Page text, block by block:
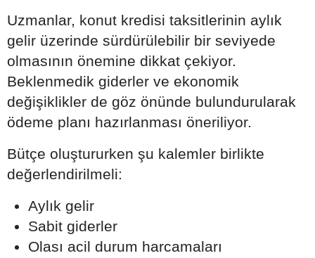
Uzmanlar, konut kredisi taksitlerinin aylık
gelir üzerinde sürdürülebilir bir seviyede
olmasının önemine dikkat çekiyor.
Beklenmedik giderler ve ekonomik
değişiklikler de göz önünde bulundurularak
ödeme planı hazırlanması öneriliyor.
Bütçe oluştururken şu kalemler birlikte
değerlendirilmeli:
Aylık gelir
Sabit giderler
Olası acil durum harcamaları